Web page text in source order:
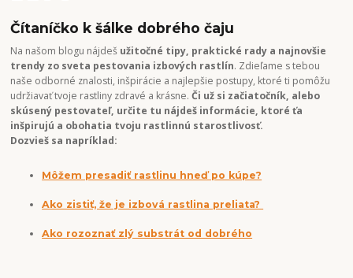
Čítaníčko k šálke dobrého čaju
Na našom blogu nájdeš užitočné tipy, praktické rady a najnovšie
trendy zo sveta pestovania izbových rastlín. Zdieľame s tebou
naše odborné znalosti, inšpirácie a najlepšie postupy, ktoré ti pomôžu
udržiavať tvoje rastliny zdravé a krásne.Či už si začiatočník, alebo
skúsený pestovateľ, určite tu nájdeš informácie, ktoré ťa
inšpirujú a obohatia tvoju rastlinnú starostlivosť.
Dozvieš sa napríklad:
Môžem presadiť rastlinu hneď po kúpe?
Ako zistiť, že je izbová rastlina preliata?
Ako rozoznať zlý substrát od dobrého